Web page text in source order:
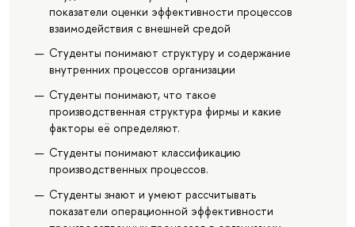
показатели оценки эффективности процессов
взаимодействия с внешней средой
Студенты понимают структуру и содержание
внутренних процессов организации
Студенты понимают, что такое
производственная структура фирмы и какие
факторы её определяют.
Студенты понимают классификацию
производственных процессов.
Студенты знают и умеют рассчитывать
показатели операционной эффективности